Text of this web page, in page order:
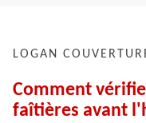
LOGAN
Comment
faîtières avant